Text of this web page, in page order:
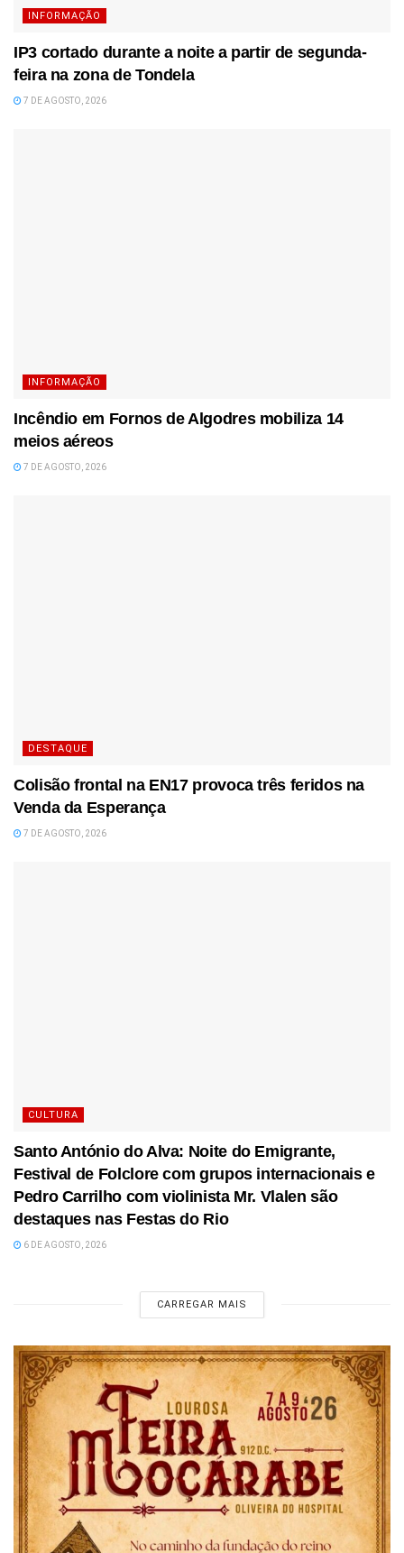
INFORMAÇÃO
IP3 cortado durante a noite a partir de segunda-
feira na zona de Tondela
7 DE AGOSTO, 2026
INFORMAÇÃO
Incêndio em Fornos de Algodres mobiliza 14
meios aéreos
7 DE AGOSTO, 2026
DESTAQUE
Colisão frontal na EN17 provoca três feridos na
Venda da Esperança
7 DE AGOSTO, 2026
CULTURA
Santo António do Alva: Noite do Emigrante,
Festival de Folclore com grupos internacionais e
Pedro Carrilho com violinista Mr. Vlalen são
destaques nas Festas do Rio
6 DE AGOSTO, 2026
CARREGAR MAIS